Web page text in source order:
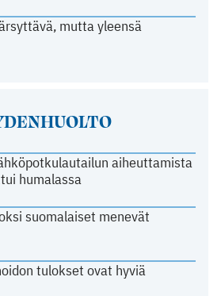
mutta yleensä
aiheuttamista
humalassa
suomalaiset menevät
tulokset ovat hyviä